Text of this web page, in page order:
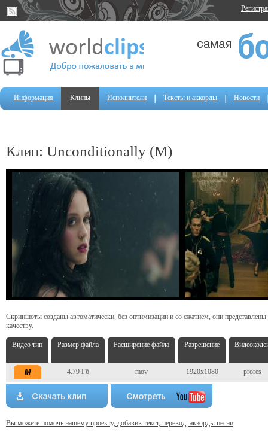
Информация Клипы Исполнители Тексты и аккорды Новости
Клип: Unconditionally (M)
Скриншоты созданы автоматически, без оптимизации и со сжатием, они
качеству.
Видео тип Размер файла Расширение файла Разрешение
4.79 Гб mov 1920x1080 prores
Вы можете помочь нашему проекту, добавив текст, перевод, аккорды песни